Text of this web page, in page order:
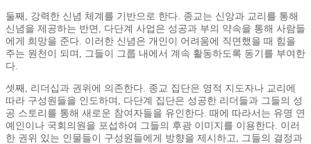
둘째, 강력한 신념 체계를 기반으로 한다. 종교는 신앙과 교리를 통해
신념을 제공하는 반면, 다단계 사업은 성공과 부의 약속을 통해 사람들
에게 희망을 준다. 이러한 신념은 개인이 어려움에 직면했을 때 힘을
주는 원천이 되며, 그들이 그룹 내에서 계속 활동하도록 동기를 부여한
다.
셋째, 리더십과 권위에 의존한다. 종교 집단은 영적 지도자나 교리에
따라 구성원들을 인도하며, 다단계 집단은 성공한 리더들과 그들의 성
공 스토리를 통해 새로운 참여자들을 유인한다. 때에 따라서는 유명 연
예인이나 국회의원을 포섭하여 그들의 후광 이미지를 이용한다. 이러
한 권위 있는 인물들이 구성원들에게 방향을 제시하고, 그들의 결정과